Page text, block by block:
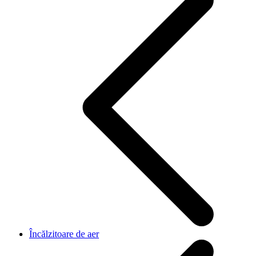
Încălzitoare de aer